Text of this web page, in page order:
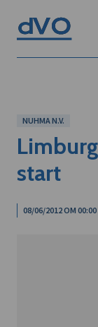
NUHMA N.V.
start
08/06/2012 OM